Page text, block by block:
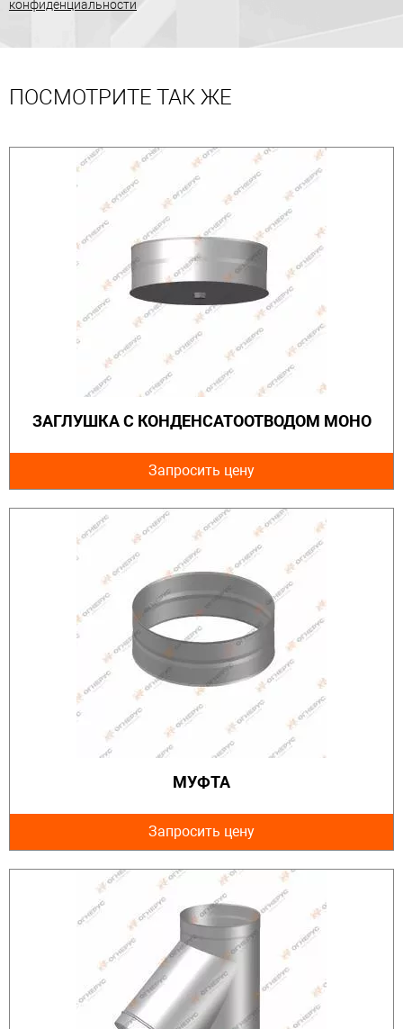
конфиденциальности
ПОСМОТРИТЕ ТАК ЖЕ
ЗАГЛУШКА С КОНДЕНСАТООТВОДОМ МОНО
Запросить цену
МУФТА
Запросить цену